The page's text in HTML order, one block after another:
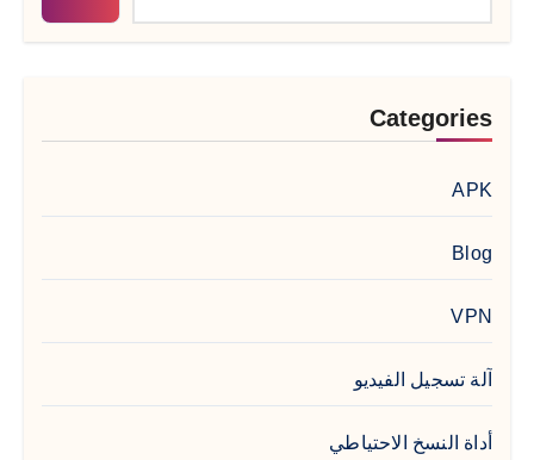
Categories
APK
Blog
VPN
آلة تسجيل الفيديو
أداة النسخ الاحتياطي